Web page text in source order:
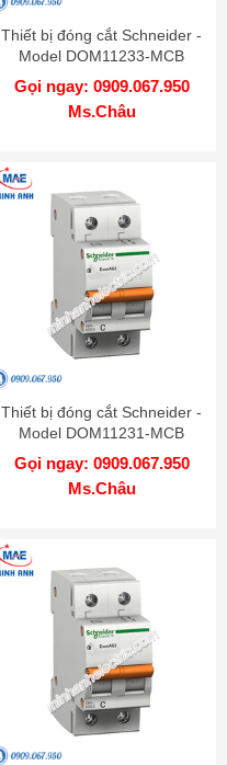
Thiết bị đóng cắt Schneider -
Model DOM11233-MCB
Gọi ngay: 0909.067.950
Ms.Châu
Thiết bị đóng cắt Schneider -
Model DOM11231-MCB
Gọi ngay: 0909.067.950
Ms.Châu